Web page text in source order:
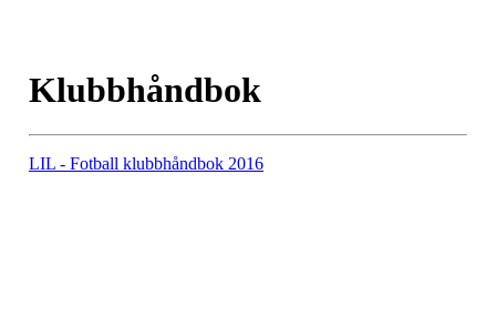
Klubbhåndbok
LIL - Fotball klubbhåndbok 2016